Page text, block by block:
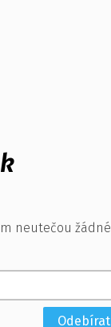
neutečou žádné
Odebírat